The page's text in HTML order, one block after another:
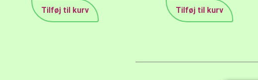
Tilføj til kurv Tilføj til kurv